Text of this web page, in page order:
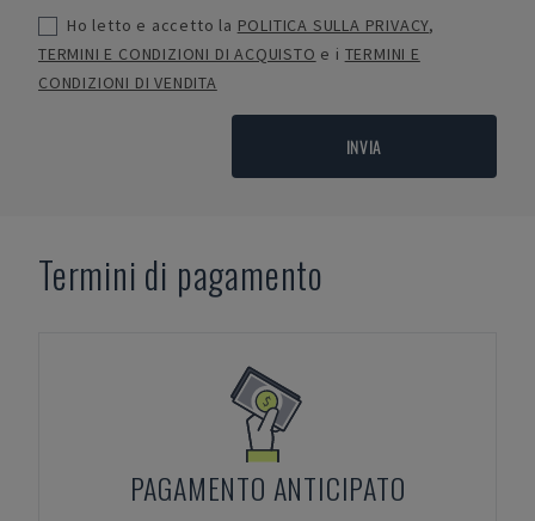
Ho letto e accetto la POLITICA SULLA PRIVACY,
TERMINI E CONDIZIONI DI ACQUISTO e i TERMINI E
CONDIZIONI DI VENDITA
INVIA
Termini di pagamento
PAGAMENTO ANTICIPATO